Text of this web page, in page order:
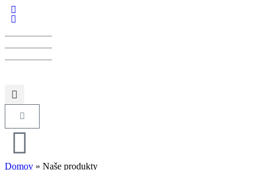
Domov » Naše produkty